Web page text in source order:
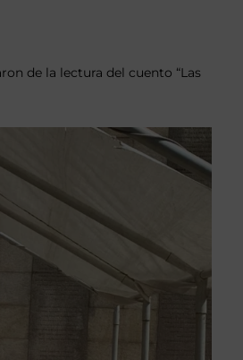
de la lectura del cuento “Las